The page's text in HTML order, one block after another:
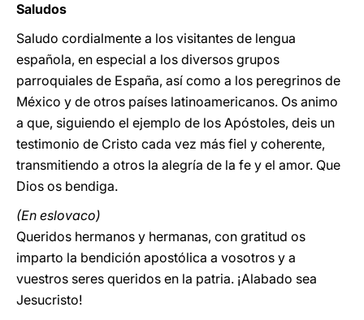
Saludos
Saludo cordialmente a los visitantes de lengua
española, en especial a los diversos grupos
parroquiales de España, así como a los peregrinos de
México y de otros países latinoamericanos. Os animo
a que, siguiendo el ejemplo de los Apóstoles, deis un
testimonio de Cristo cada vez más fiel y coherente,
transmitiendo a otros la alegría de la fe y el amor. Que
Dios os bendiga.
(En eslovaco)
Queridos hermanos y hermanas, con gratitud os
imparto la bendición apostólica a vosotros y a
vuestros seres queridos en la patria. ¡Alabado sea
Jesucristo!